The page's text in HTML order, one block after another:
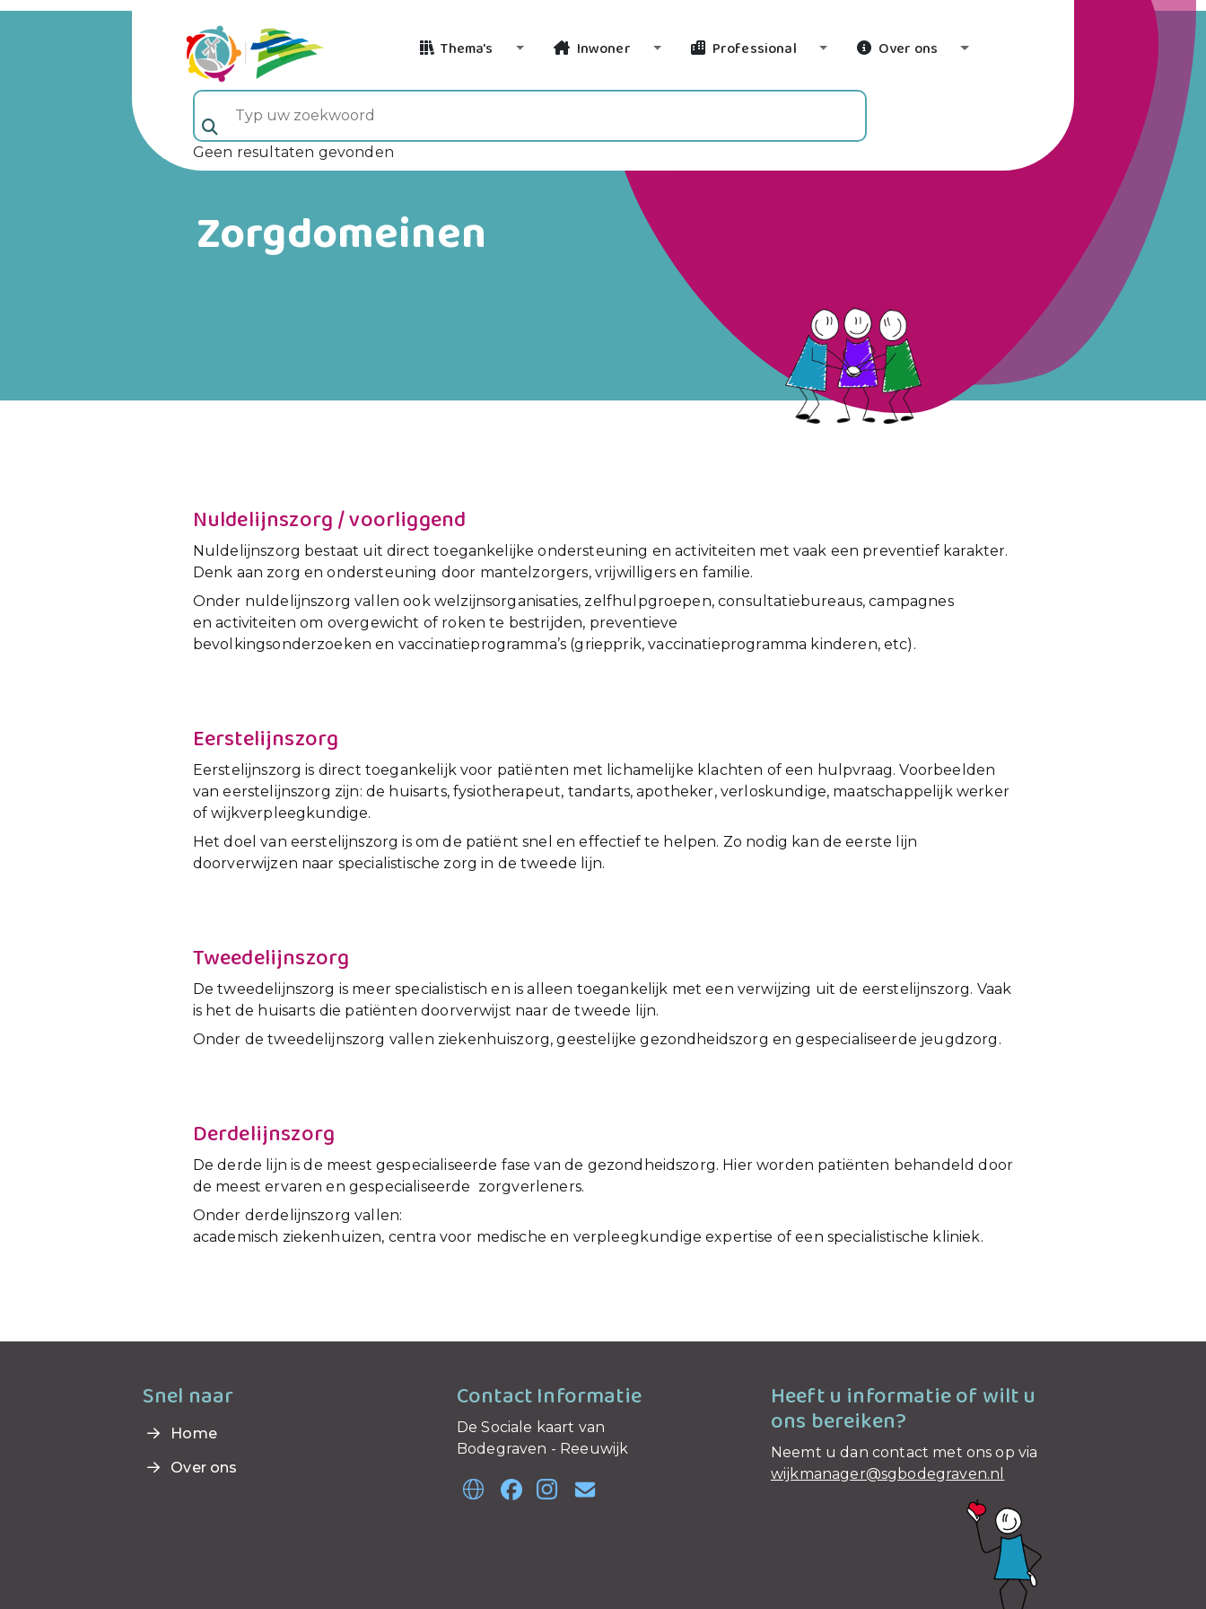
Thema's Toggle Dropdown
Inwoner Toggle Dropdown
Professional Toggle Dropdown
Over ons Toggle Dropdown
Typ uw zoekwoord (veld 5)
Geen resultaten gevonden
Zorgdomeinen
Nuldelijnszorg / voorliggend
Nuldelijnszorg bestaat uit direct toegankelijke ondersteuning en activiteiten met vaak een preventief karakter.
Denk aan zorg en ondersteuning door mantelzorgers, vrijwilligers en familie.
Onder nuldelijnszorg vallen ook welzijnsorganisaties, zelfhulpgroepen, consultatiebureaus, campagnes
en activiteiten om overgewicht of roken te bestrijden, preventieve
bevolkingsonderzoeken en vaccinatieprogramma’s (griepprik, vaccinatieprogramma kinderen, etc).
Eerstelijnszorg
Eerstelijnszorg is direct toegankelijk voor patiënten met lichamelijke klachten of een hulpvraag. Voorbeelden
van eerstelijnszorg zijn: de huisarts, fysiotherapeut, tandarts, apotheker, verloskundige, maatschappelijk werker
of wijkverpleegkundige.
Het doel van eerstelijnszorg is om de patiënt snel en effectief te helpen. Zo nodig kan de eerste lijn
doorverwijzen naar specialistische zorg in de tweede lijn.
Tweedelijnszorg
De tweedelijnszorg is meer specialistisch en is alleen toegankelijk met een verwijzing uit de eerstelijnszorg. Vaak
is het de huisarts die patiënten doorverwijst naar de tweede lijn.
Onder de tweedelijnszorg vallen ziekenhuiszorg, geestelijke gezondheidszorg en gespecialiseerde jeugdzorg.
Derdelijnszorg
De derde lijn is de meest gespecialiseerde fase van de gezondheidszorg. Hier worden patiënten behandeld door
de meest ervaren en gespecialiseerde zorgverleners.
Onder derdelijnszorg vallen:
academisch ziekenhuizen, centra voor medische en verpleegkundige expertise of een specialistische kliniek.
Snel naar
Home
Over ons
Contact Informatie
De Sociale kaart van
Bodegraven - Reeuwijk
Heeft u informatie of wilt u
ons bereiken?
Neemt u dan contact met ons op via
wijkmanager@sgbodegraven.nl